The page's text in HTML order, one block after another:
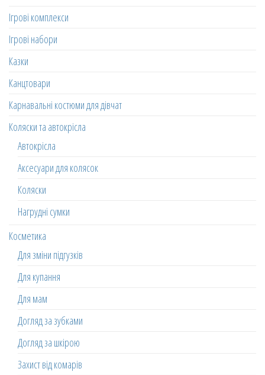
Ігрові комплекси
Ігрові набори
Казки
Канцтовари
Карнавальні костюми для дівчат
Коляски та автокрісла
Автокрісла
Аксесуари для колясок
Коляски
Нагрудні сумки
Косметика
Для зміни підгузків
Для купання
Для мам
Догляд за зубками
Догляд за шкірою
Захист від комарів